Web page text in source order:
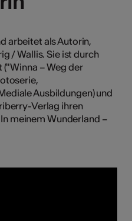
arbeitet als Autorin,
/ Wallis. Sie ist durch
– Weg der
Ausbildungen) und
Verlag ihren
meinem Wunderland –